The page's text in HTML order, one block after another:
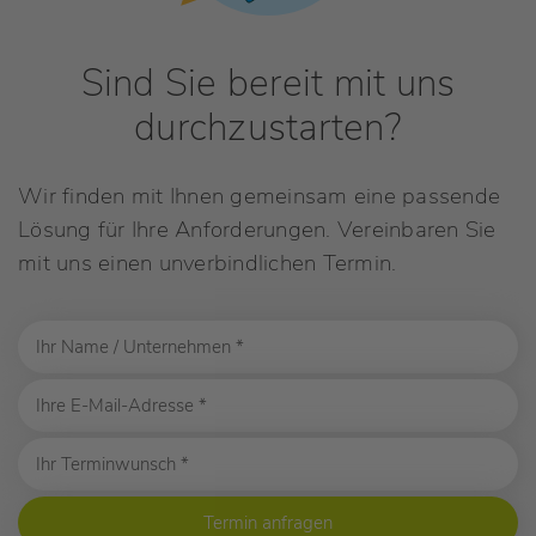
Sind Sie bereit mit uns
durchzustarten?
Wir finden mit Ihnen gemeinsam eine passende
Lösung für Ihre Anforderungen. Vereinbaren Sie
mit uns einen unverbindlichen Termin.